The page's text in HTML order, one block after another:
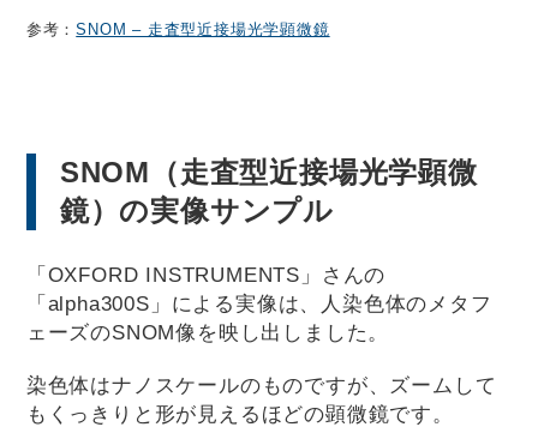
参考：SNOM – 走査型近接場光学顕微鏡
SNOM（走査型近接場光学顕微
鏡）の実像サンプル
「OXFORD INSTRUMENTS」さんの
「alpha300S」による実像は、人染色体のメタフ
ェーズのSNOM像を映し出しました。
染色体はナノスケールのものですが、ズームして
もくっきりと形が見えるほどの顕微鏡です。